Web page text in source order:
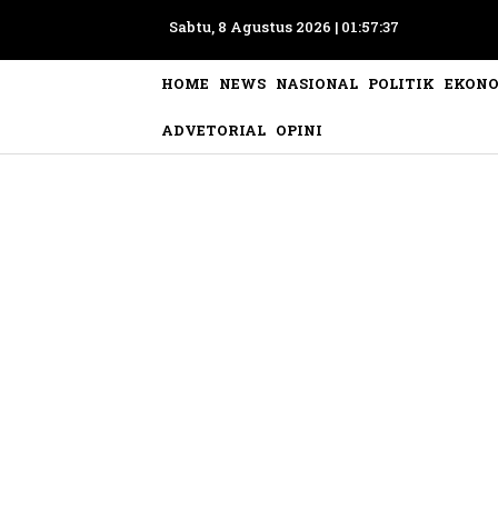
Sabtu, 8 Agustus 2026 | 01:57:40
HOME NEWS NASIONAL POLITIK
ADVETORIAL OPINI